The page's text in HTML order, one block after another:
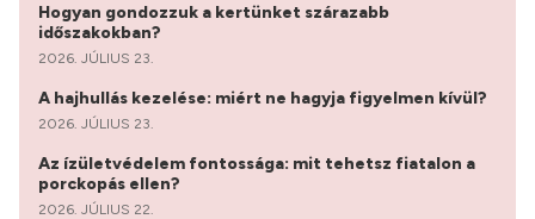
Hogyan gondozzuk a kertünket szárazabb
időszakokban?
2026. JÚLIUS 23.
A hajhullás kezelése: miért ne hagyja figyelmen kívül?
2026. JÚLIUS 23.
Az ízületvédelem fontossága: mit tehetsz fiatalon a
porckopás ellen?
2026. JÚLIUS 22.